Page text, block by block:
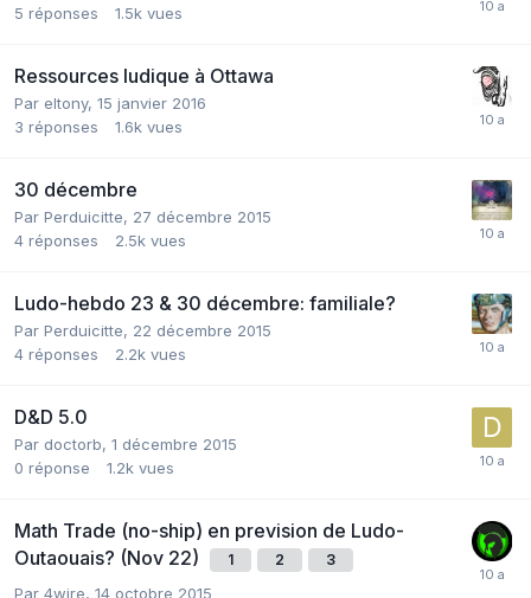
5 réponses 1.5k vues
Ressources ludique à Ottawa
Par eltony, 15 janvier 2016
3 réponses 1.6k vues
30 décembre
Par Perduicitte, 27 décembre 2015
4 réponses 2.5k vues
Ludo-hebdo 23 & 30 décembre: familiale?
Par Perduicitte, 22 décembre 2015
4 réponses 2.2k vues
D&D 5.0
Par doctorb, 1 décembre 2015
0 réponse 1.2k vues
Math Trade (no-ship) en prevision de Ludo-
Outaouais? (Nov 22)
1 2 3
Par 4wire, 14 octobre 2015